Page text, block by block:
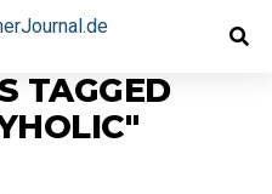
TAGGED